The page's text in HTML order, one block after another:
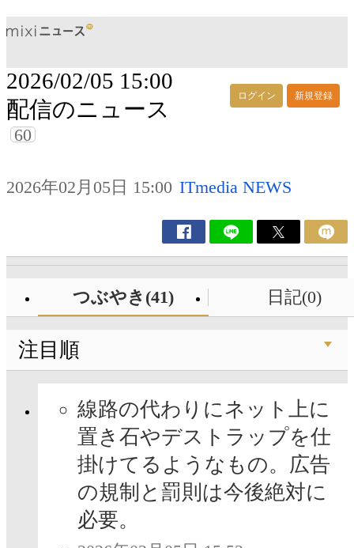
ログイン 新規登録
2026/02/05 15:00
配信のニュース
60
2026年02月05日 15:00 ITmedia NEWS
つぶやき(41) 日記(0)
注目順
線路の代わりにネット上に
置き石やデストラップを仕
掛けてるようなもの。広告
の規制と罰則は今後絶対に
必要。